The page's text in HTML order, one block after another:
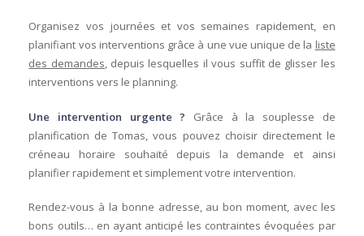
Organisez vos journées et vos semaines rapidement, en
planifiant vos interventions grâce à une vue unique de la liste
des demandes, depuis lesquelles il vous suffit de glisser les
interventions vers le planning.
Une intervention urgente ?
Grâce à la souplesse de
planification de Tomas, vous pouvez choisir directement le
créneau horaire souhaité depuis la demande et ainsi
planifier rapidement et simplement votre intervention.
Rendez-vous à la bonne adresse, au bon moment, avec les
bons outils… en ayant anticipé les contraintes évoquées par